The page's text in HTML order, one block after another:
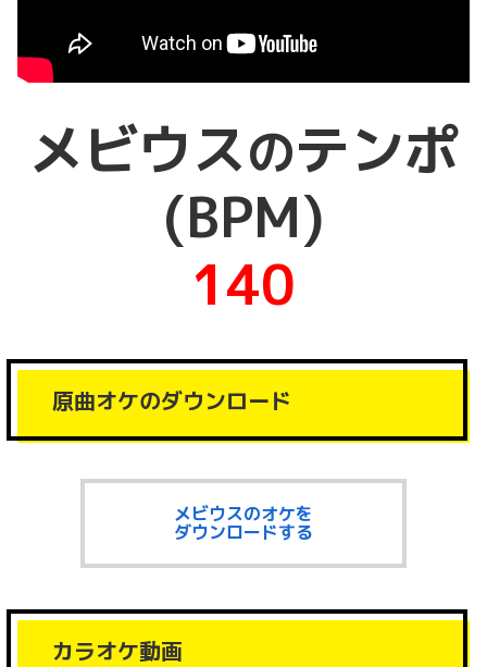
メビウスのテンポ
(BPM)
140
原曲オケのダウンロード
メビウスのオケを
ダウンロードする
カラオケ動画